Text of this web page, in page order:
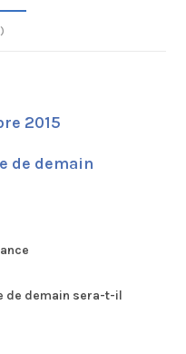
2015
de demain
de demain sera-t-il